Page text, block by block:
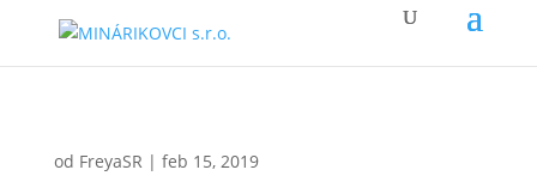
od FreyaSR | feb 15, 2019